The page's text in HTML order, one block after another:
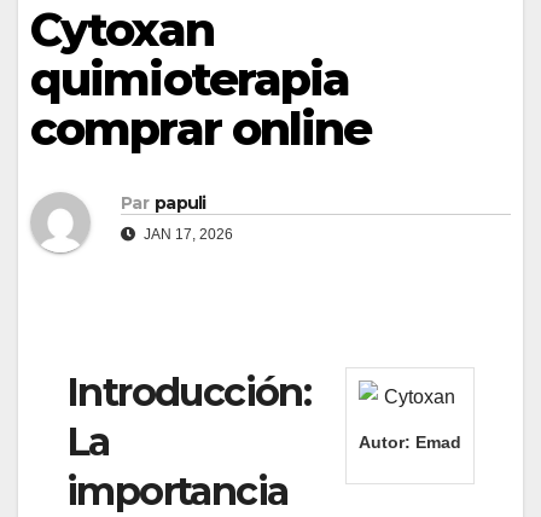
Cytoxan
quimioterapia
comprar online
Par papuli
JAN 17, 2026
Autor: Emad
Introducción:
La
importancia